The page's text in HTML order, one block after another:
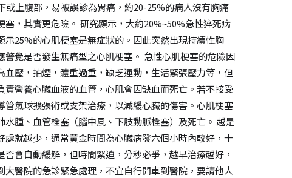
上腹部，易被誤診為胃痛，約20-25%的病人沒有胸痛
，其實更危險。 研究顯示，大約20%~50%急性猝死病
25%的心肌梗塞是無症狀的。因此突然出現持續性胸
覺是否發生無痛型之心肌梗塞。 急性心肌梗塞的危險因
壓，抽煙，體重過重，缺乏運動，生活緊張壓力等，但
營養心臟血液的血管，心肌會因缺血而死亡。若不接受
氣球擴張術或支架治療，以減緩心臟的傷害。心肌梗塞
腫、血管栓塞（腦中風、下肢動脈栓塞）及死亡。 越是
就越少，通常黃金時間為心臟病發六個小時內較好，十
會自動緩解，但時間緊迫，分秒必爭，越早治療越好，
醫院的急診緊急處理，不宜自行開車到醫院，要請他人